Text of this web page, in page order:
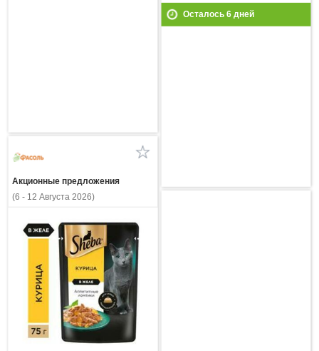
Осталось 6дней
Акционные предложения
(6 - 12 Августа 2026)